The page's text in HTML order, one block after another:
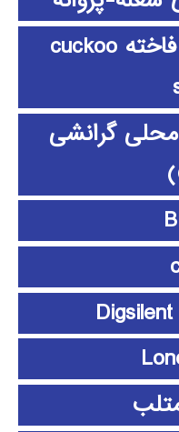
الگوریتم جستجوی فاخته cuckoo
گرانشی